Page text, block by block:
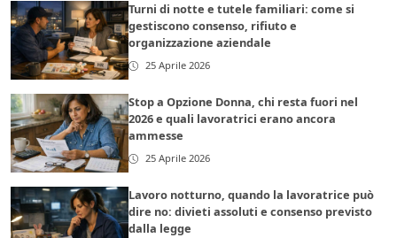
Turni di notte e tutele familiari: come si
gestiscono consenso, rifiuto e
organizzazione aziendale
25 Aprile 2026
Stop a Opzione Donna, chi resta fuori nel
2026 e quali lavoratrici erano ancora
ammesse
25 Aprile 2026
Lavoro notturno, quando la lavoratrice può
dire no: divieti assoluti e consenso previsto
dalla legge